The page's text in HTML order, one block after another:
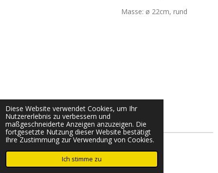
Diese Website verwendet Cookies, um Ihr
Nutzererlebnis zu verbessern und
maßgeschneiderte Anzeigen anzuzeigen. Die
fortgesetzte Nutzung dieser Website bestätigt
Ihre Zustimmung zur Verwendung von Cookies.
Ich stimme zu
Masse: ø 22cm, rund
Mit Unterstützung vonWebador